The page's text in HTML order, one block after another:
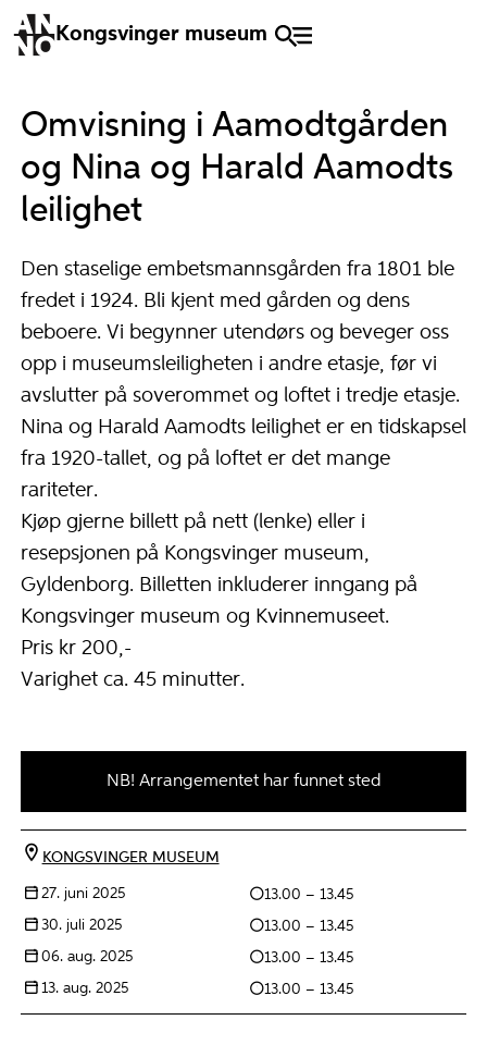
Kongsvinger museum
Omvisning i Aamodtgården
og Nina og Harald Aamodts
leilighet
Den staselige embetsmannsgården fra 1801 ble
fredet i 1924. Bli kjent med gården og dens
beboere. Vi begynner utendørs og beveger oss
opp i museumsleiligheten i andre etasje, før vi
avslutter på soverommet og loftet i tredje etasje.
Nina og Harald Aamodts leilighet er en tidskapsel
fra 1920-tallet, og på loftet er det mange
rariteter.
Kjøp gjerne billett på nett (lenke) eller i
resepsjonen på Kongsvinger museum,
Gyldenborg. Billetten inkluderer inngang på
Kongsvinger museum og Kvinnemuseet.
Pris kr 200,-
Varighet ca. 45 minutter.
NB! Arrangementet har funnet sted
KONGSVINGER MUSEUM
27. juni 2025
13.00 – 13.45
30. juli 2025
13.00 – 13.45
06. aug. 2025
13.00 – 13.45
13. aug. 2025
13.00 – 13.45